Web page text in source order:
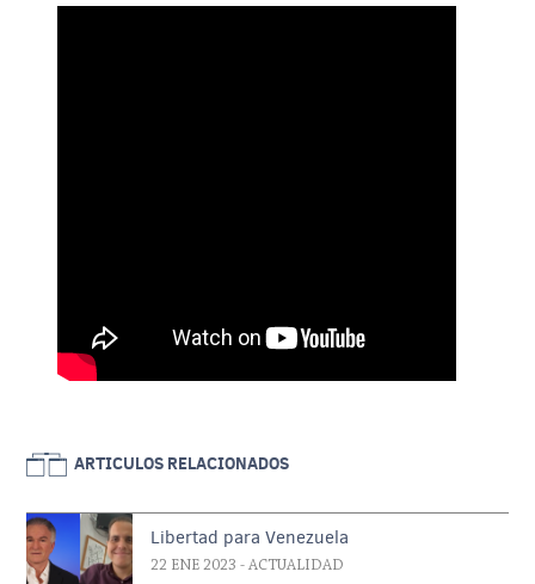
ARTICULOS RELACIONADOS
Libertad para Venezuela
22 ENE 2023 - ACTUALIDAD